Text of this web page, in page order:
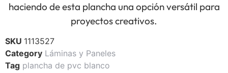
haciendo de esta plancha una opción versátil para
proyectos creativos.
SKU 1113527
Category Láminas y Paneles
Tag plancha de pvc blanco